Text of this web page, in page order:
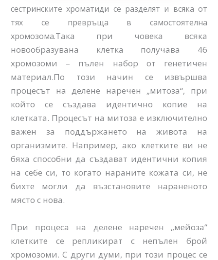
сестринските хроматиди се разделят и всяка от
тях се превръща в самостоятелна
хромозома.Така при човека всяка
новообразувана клетка получава 46
хромозоми – пълен набор от генетичен
материал.По този начин се извършва
процесът на делене наречен „митоза“, при
който се създава идентично копие на
клетката. Процесът на митоза е изключително
важен за поддържането на живота на
организмите. Например, ако клетките ви не
бяха способни да създават идентични копия
на себе си, то когато нараните кожата си, не
бихте могли да възстановите нараненото
място с нова.
При процеса на делене наречен „мейоза“
клетките се репликират с непълен брой
хромозоми. С други думи, при този процес се